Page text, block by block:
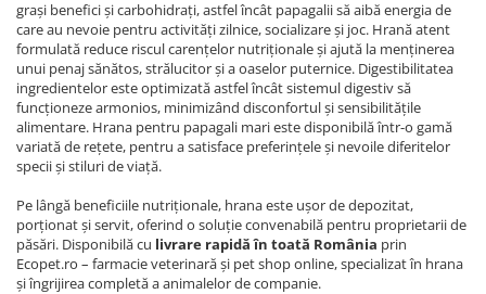
grași benefici și carbohidrați, astfel încât papagalii să aibă energia de
care au nevoie pentru activități zilnice, socializare și joc. Hrană atent
formulată reduce riscul carențelor nutriționale și ajută la menținerea
unui penaj sănătos, strălucitor și a oaselor puternice. Digestibilitatea
ingredientelor este optimizată astfel încât sistemul digestiv să
funcționeze armonios, minimizând disconfortul și sensibilitățile
alimentare. Hrana pentru papagali mari este disponibilă într-o gamă
variată de rețete, pentru a satisface preferințele și nevoile diferitelor
specii și stiluri de viață.
Pe lângă beneficiile nutriționale, hrana este ușor de depozitat,
porționat și servit, oferind o soluție convenabilă pentru proprietarii de
păsări. Disponibilă cu livrare rapidă în toată România prin
Ecopet.ro – farmacie veterinară și pet shop online, specializat în hrana
și îngrijirea completă a animalelor de companie.